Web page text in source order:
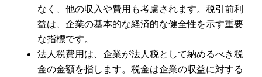
なく、他の収入や費用も考慮されます。税引前利
益は、企業の基本的な経済的な健全性を示す重要
な指標です。
法人税費用は、企業が法人税として納めるべき税
金の金額を指します。税金は企業の収益に対する